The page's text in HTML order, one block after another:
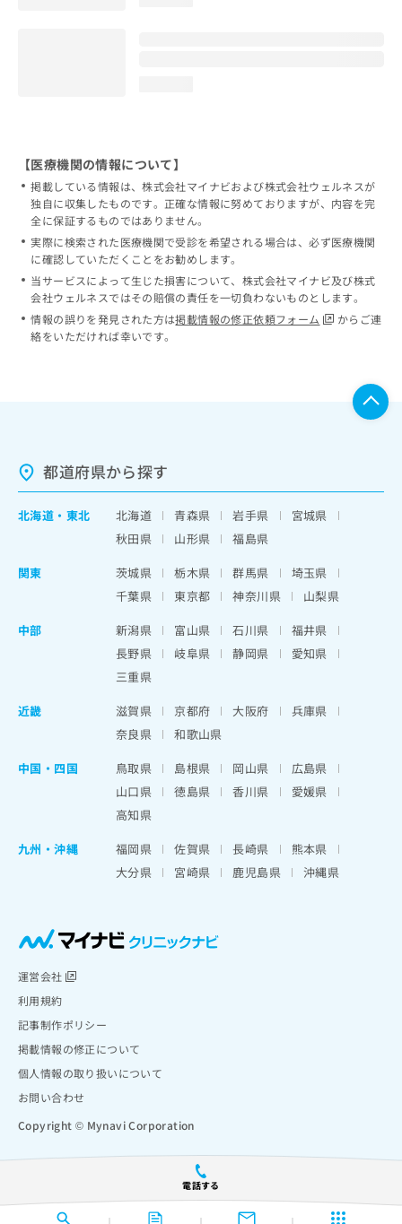
電話する
【医療機関の情報について】
掲載している情報は、株式会社マイナビおよび株式会社ウェルネスが
独自に収集したものです。正確な情報に努めておりますが、内容を完
全に保証するものではありません。
実際に検索された医療機関で受診を希望される場合は、必ず医療機関
に確認していただくことをお勧めします。
当サービスによって生じた損害について、株式会社マイナビ及び株式
会社ウェルネスではその賠償の責任を一切負わないものとします。
情報の誤りを発見された方は掲載情報の修正依頼フォーム
からご連
絡をいただければ幸いです。
都道府県から探す
北海道 ・ 東北 北海道 青森県 岩手県
宮城県
秋田県
山形県
福島県
関東
茨城県 栃木県 群馬県
埼玉県
千葉県
東京都 神奈川県
山梨県
中部
新潟県 富山県 石川県
福井県
長野県
岐阜県 静岡県
愛知県
三重県
近畿
滋賀県 京都府 大阪府
兵庫県
奈良県
和歌山県
中国・四国
鳥取県 島根県 岡山県
広島県
山口県
徳島県 香川県
愛媛県
高知県
九州・沖縄
福岡県 佐賀県 長崎県
熊本県
大分県
宮崎県 鹿児島県 沖縄県
運営会社
利用規約
記事制作ポリシー
掲載情報の修正について
個人情報の取り扱いについて
お問い合わせ
Copyright © Mynavi Corporation